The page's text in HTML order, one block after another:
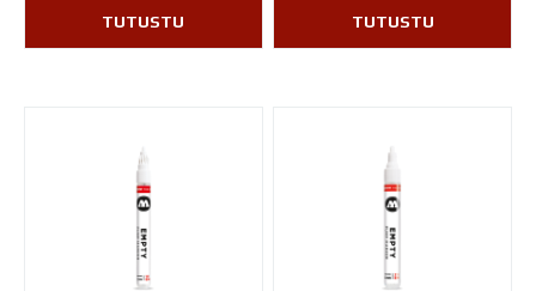
TUTUSTU TUTUSTU